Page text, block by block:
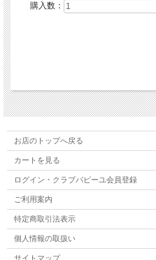
購入数：
お店のトップへ戻る
カートを見る
ログイン・クラブパピーユ会員登録
ご利用案内
特定商取引法表示
個人情報の取扱い
サイトマップ